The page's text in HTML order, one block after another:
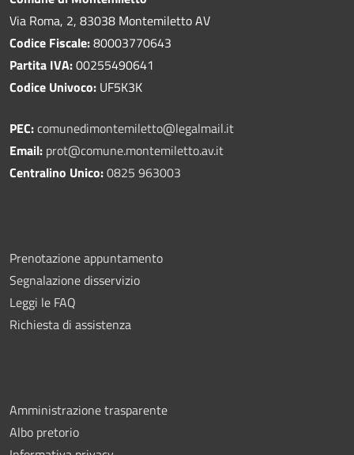
Via Roma, 2, 83038 Montemiletto AV
Codice Fiscale:80003770643
Partita IVA:00255490641
Codice Univoco: UF5K3K
PEC:comunedimontemiletto@legalmail.it
Email: prot@comune.montemiletto.av.it
Centralino Unico:0825 963003
Prenotazione appuntamento
Segnalazione disservizio
Leggi le FAQ
Richiesta di assistenza
Amministrazione trasparente
Albo pretorio